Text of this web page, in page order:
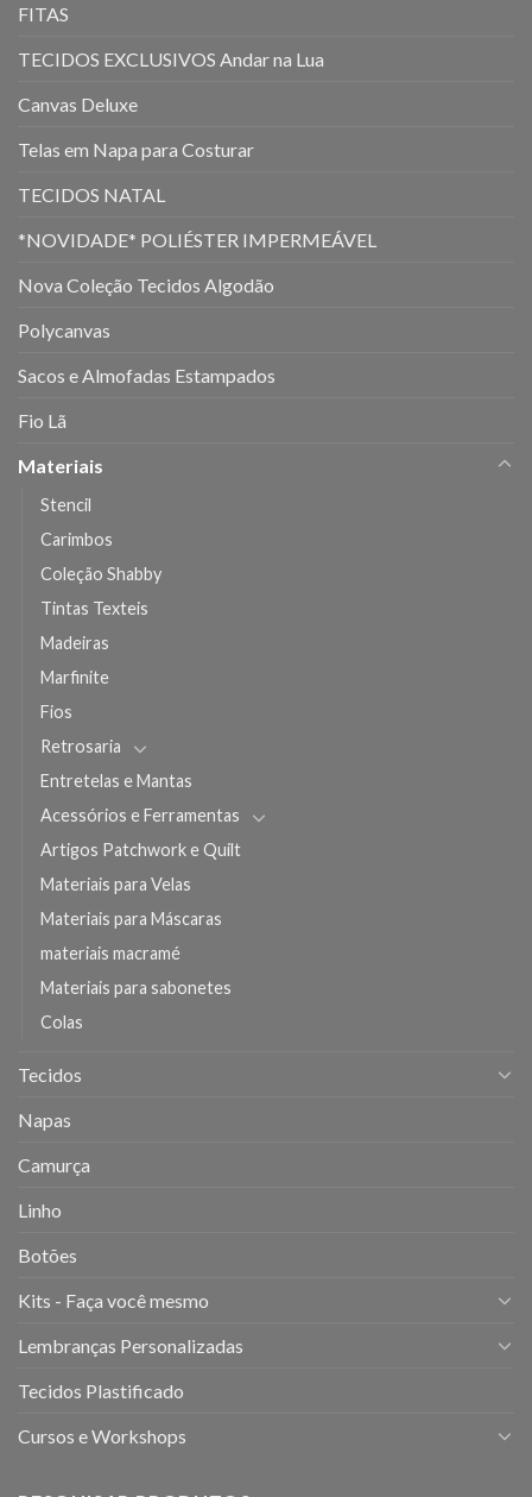
FITAS
TECIDOS EXCLUSIVOS Andar na Lua
Canvas Deluxe
Telas em Napa para Costurar
TECIDOS NATAL
*NOVIDADE* POLIÉSTER IMPERMEÁVEL
Nova Coleção Tecidos Algodão
Polycanvas
Sacos e Almofadas Estampados
Fio Lã
Materiais
Stencil
Carimbos
Coleção Shabby
Tintas Texteis
Madeiras
Marfinite
Fios
Retrosaria
Entretelas e Mantas
Acessórios e Ferramentas
Artigos Patchwork e Quilt
Materiais para Velas
Materiais para Máscaras
materiais macramé
Materiais para sabonetes
Colas
Tecidos
Napas
Camurça
Linho
Botões
Kits - Faça você mesmo
Lembranças Personalizadas
Tecidos Plastificado
Cursos e Workshops